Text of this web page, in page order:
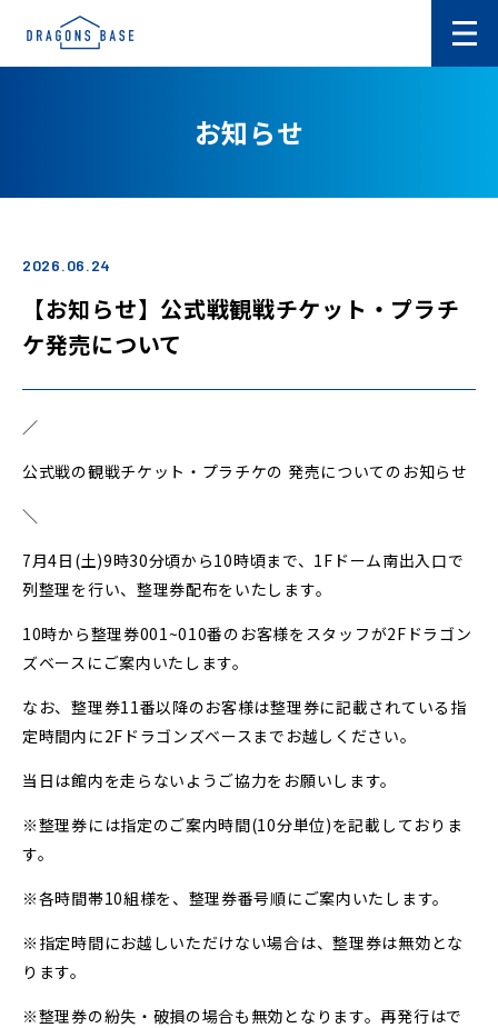
お知らせ
2026.06.24
【お知らせ】公式戦観戦チケット・プラチ
ケ発売について
／
公式戦の観戦チケット・プラチケの 発売についてのお知らせ
＼
7月4日(土)9時30分頃から10時頃まで、1Fドーム南出入口で
列整理を行い、整理券配布をいたします。
10時から整理券001~010番のお客様をスタッフが2Fドラゴン
ズベースにご案内いたします。
なお、整理券11番以降のお客様は整理券に記載されている指
定時間内に2Fドラゴンズベースまでお越しください。
当日は館内を走らないようご協力をお願いします。
※整理券には指定のご案内時間(10分単位)を記載しておりま
す。
※各時間帯10組様を、整理券番号順にご案内いたします。
※指定時間にお越しいただけない場合は、整理券は無効とな
ります。
※整理券の紛失・破損の場合も無効となります。再発行はで